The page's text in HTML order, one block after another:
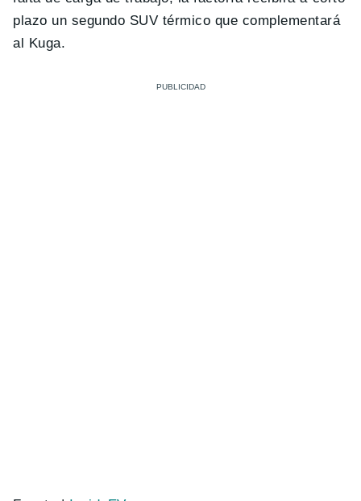
plazo un segundo SUV térmico que complementará
al Kuga.